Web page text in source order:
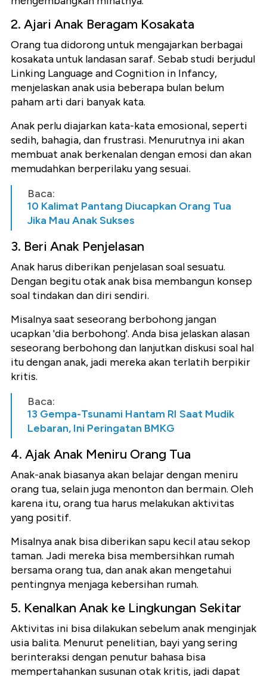
2. Ajari Anak Beragam Kosakata
Orang tua didorong untuk mengajarkan berbagai
kosakata untuk landasan saraf. Sebab studi berjudul
Linking Language and Cognition in Infancy,
menjelaskan anak usia beberapa bulan belum
paham arti dari banyak kata.
Anak perlu diajarkan kata-kata emosional, seperti
sedih, bahagia, dan frustrasi. Menurutnya ini akan
membuat anak berkenalan dengan emosi dan akan
memudahkan berperilaku yang sesuai.
Baca:
10 Kalimat Pantang Diucapkan Orang Tua
Jika Mau Anak Sukses
3. Beri Anak Penjelasan
Anak harus diberikan penjelasan soal sesuatu.
Dengan begitu otak anak bisa membangun konsep
soal tindakan dan diri sendiri.
Misalnya saat seseorang berbohong jangan
ucapkan 'dia berbohong'. Anda bisa jelaskan alasan
seseorang berbohong dan lanjutkan diskusi soal hal
itu dengan anak, jadi mereka akan terlatih berpikir
kritis.
Baca:
13 Gempa-Tsunami Hantam RI Saat Mudik
Lebaran, Ini Peringatan BMKG
4. Ajak Anak Meniru Orang Tua
Anak-anak biasanya akan belajar dengan meniru
orang tua, selain juga menonton dan bermain. Oleh
karena itu, orang tua harus melakukan aktivitas
yang positif.
Misalnya anak bisa diberikan sapu kecil atau sekop
taman. Jadi mereka bisa membersihkan rumah
bersama orang tua, dan anak akan mengetahui
pentingnya menjaga kebersihan rumah.
5. Kenalkan Anak ke Lingkungan Sekitar
Aktivitas ini bisa dilakukan sebelum anak menginjak
usia balita. Menurut penelitian, bayi yang sering
berinteraksi dengan penutur bahasa bisa
mempertahankan susunan otak kritis, jadi dapat